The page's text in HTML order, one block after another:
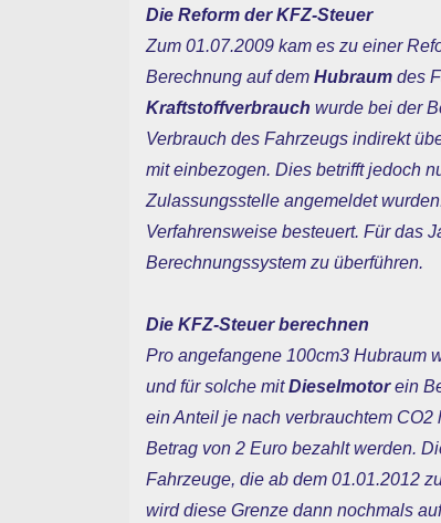
Die Reform der KFZ-Steuer
Zum 01.07.2009 kam es zu einer
Berechnung auf dem Hubraum des
Kraftstoffverbrauch wurde bei der
Verbrauch des Fahrzeugs indirekt
mit einbezogen. Dies betrifft jedoch
Zulassungsstelle angemeldet
Verfahrensweise besteuert. Für das
Berechnungssystem zu überführen.
Die KFZ-Steuer berechnen
Pro angefangene 100cm3 Hubraum
und für solche mitDieselmotorein
ein Anteil je nach verbrauchtem
Betrag von 2 Euro bezahlt werden.
Fahrzeuge, die ab dem 01.01.2012
wird diese Grenze dann nochmals